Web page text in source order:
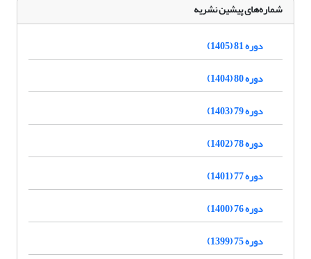
شماره‌های پیشین نشریه
دوره 81 (1405)
دوره 80 (1404)
دوره 79 (1403)
دوره 78 (1402)
دوره 77 (1401)
دوره 76 (1400)
دوره 75 (1399)